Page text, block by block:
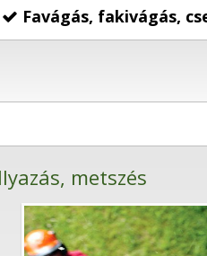
 Favágás, fakivágás,
metszés